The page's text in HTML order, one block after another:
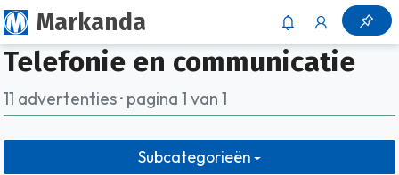
Markanda
Telefonie en communicatie
11 advertenties · pagina 1 van 1
Subcategorieën